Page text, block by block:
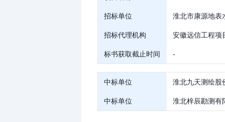
招标单位 淮北市康源地表
招标代理机构 安徽远信工程项
标书获取截止时间 -
中标单位 淮北九天测绘股
中标单位 淮北梓辰勘测有